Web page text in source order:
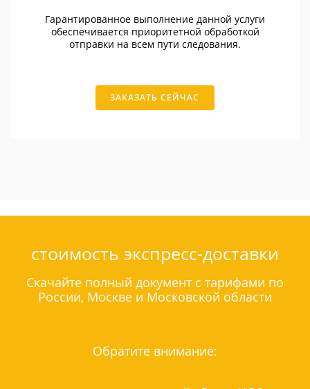
Гарантированное выполнение данной услуги
обеспечивается приоритетной обработкой
отправки на всем пути следования.
ЗАКАЗАТЬ СЕЙЧАС
стоимость экспресс-доставки
Скачайте полный документ с тарифами по
России, Москве и Московской области
Обратите внимание: